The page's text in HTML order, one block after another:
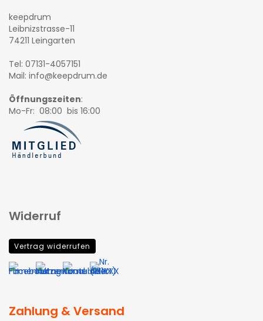
keepdrum
Leibnizstrasse-11
74211 Leingarten
Tel: 07131-4057151
Mail: info@keepdrum.de
Öffnungszeiten:
Mo-Fr: 08:00 bis 16:00
Widerruf
Vertrag widerrufen
Zahlung & Versand